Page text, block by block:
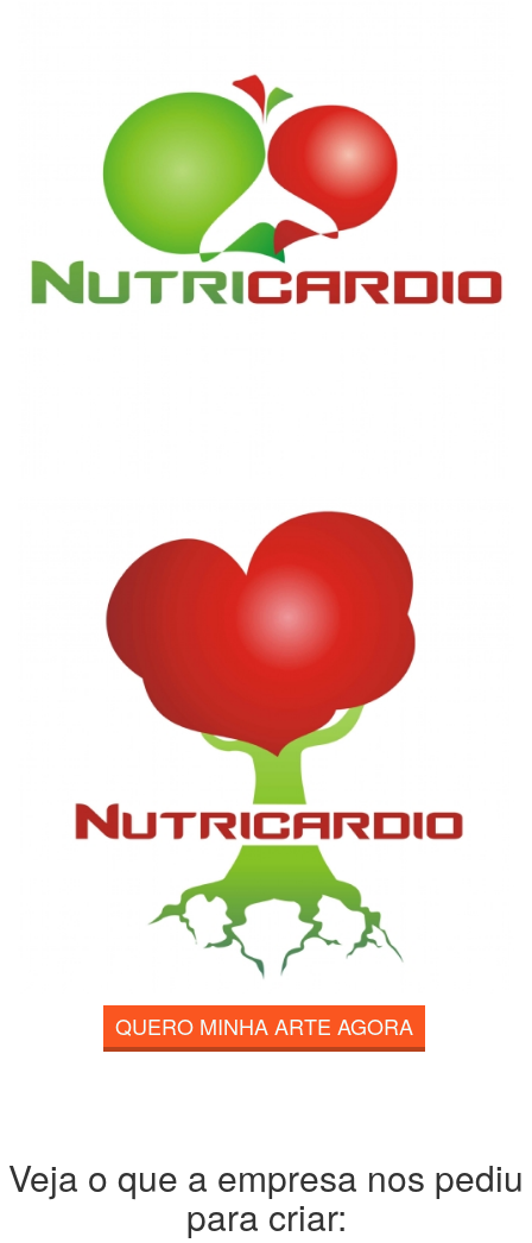
QUERO MINHA ARTE AGORA
Veja o que a empresa nos pediu
para criar: